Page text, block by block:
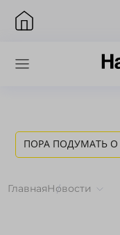
ПОРА ПОДУМАТЬ О
ГлавнаяНовости